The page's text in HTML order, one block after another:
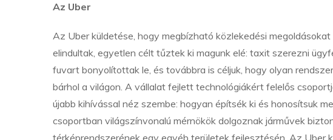
Az Uber
Az Uber küldetése, hogy megbízható közlekedési
elindultak, egyetlen célt tűztek ki magunk elé: taxit szerezni
fuvart bonyolítottak le, és továbbra is céljuk, hogy olyan
bárhol a világon. A vállalat fejlett technológiákért felelős
újabb kihívással néz szembe: hogyan építsék ki és honosítsuk
csoportban világszínvonalú mérnökök dolgoznak járművek
térképrendszerének egy egyéb területek fejlesztésén. Az Uber